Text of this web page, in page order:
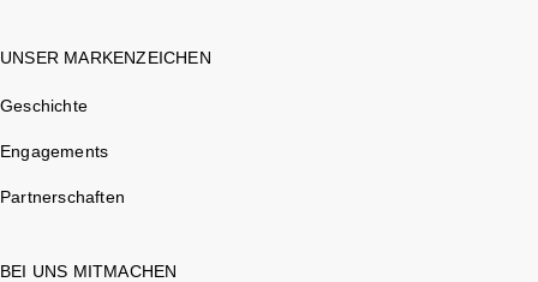
UNSER MARKENZEICHEN
Geschichte
Engagements
Partnerschaften
BEI UNS MITMACHEN